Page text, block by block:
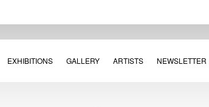
EXHIBITIONS GALLERY ARTISTS NEWSLETTER